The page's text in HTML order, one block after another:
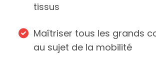
tissus
Maîtriser tous les grands
au sujet de la mobilité